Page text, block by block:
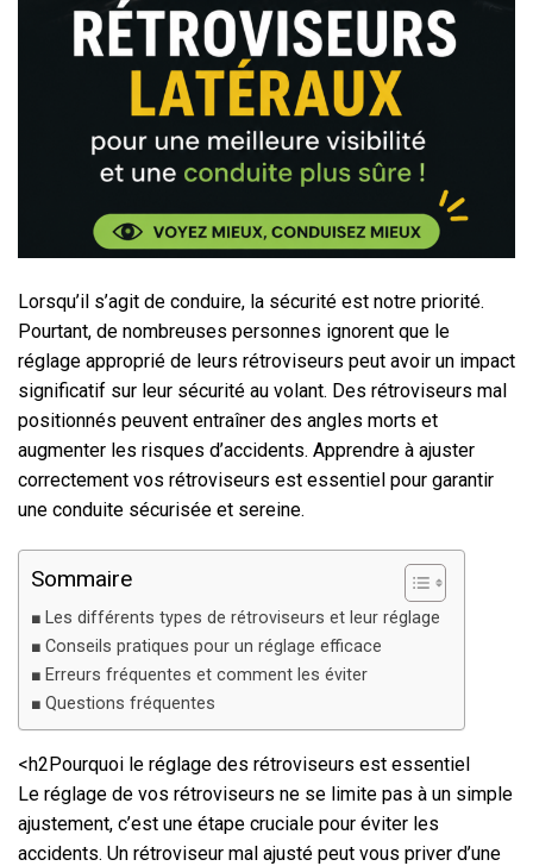
Lorsqu’il s’agit de conduire, la sécurité est notre priorité.
Pourtant, de nombreuses personnes ignorent que le
réglage approprié de leurs rétroviseurs peut avoir un impact
significatif sur leur sécurité au volant. Des rétroviseurs mal
positionnés peuvent entraîner des angles morts et
augmenter les risques d’accidents. Apprendre à ajuster
correctement vos rétroviseurs est essentiel pour garantir
une conduite sécurisée et sereine.
Sommaire
Les différents types de rétroviseurs et leur réglage
Conseils pratiques pour un réglage efficace
Erreurs fréquentes et comment les éviter
Questions fréquentes
<h2Pourquoi le réglage des rétroviseurs est essentiel
Le réglage de vos rétroviseurs ne se limite pas à un simple
ajustement, c’est une étape cruciale pour éviter les
accidents. Un rétroviseur mal ajusté peut vous priver d’une